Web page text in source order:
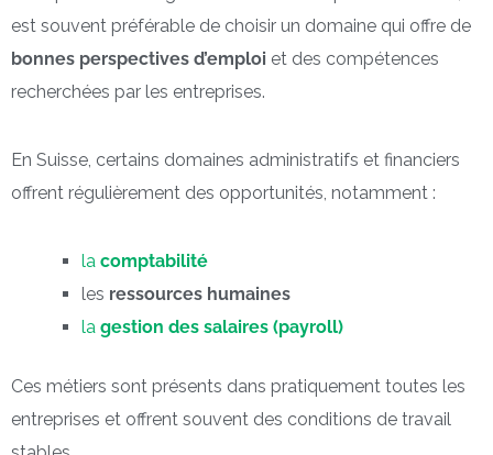
est souvent préférable de choisir un domaine qui offre de
bonnes perspectives d’emploi et des compétences
recherchées par les entreprises.
En Suisse, certains domaines administratifs et financiers
offrent régulièrement des opportunités, notamment :
la comptabilité
les ressources humaines
la gestion des salaires (payroll)
Ces métiers sont présents dans pratiquement toutes les
entreprises et offrent souvent des conditions de travail